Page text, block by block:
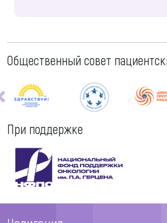
Общественный совет
При поддержке